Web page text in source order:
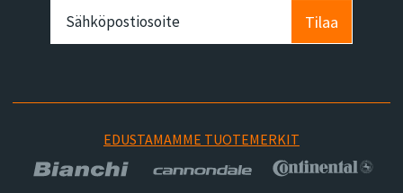
Tilaa
EDUSTAMAMME TUOTEMERKIT